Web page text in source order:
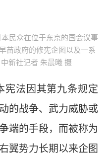
民众在位于东京的国会议事
苗政府的修宪企图以及一系
新社记者 朱晨曦 摄
法因其第九条规定
的战争、武力威胁或
端的手段，而被称为
翼势力长期以来企图